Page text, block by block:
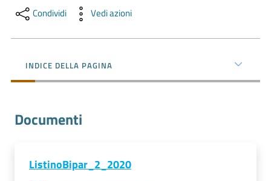
l'impresa
il
l'Impresa
Consumatore
Condividi Vedi azioni
INDICE DELLA PAGINA
Documenti
ListinoBipar_2_2020